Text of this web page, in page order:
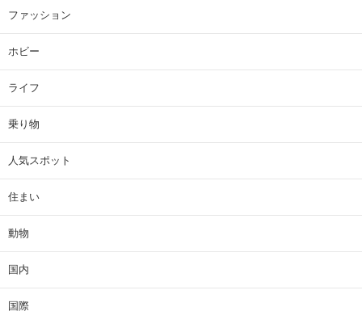
ファッション
ホビー
ライフ
乗り物
人気スポット
住まい
動物
国内
国際